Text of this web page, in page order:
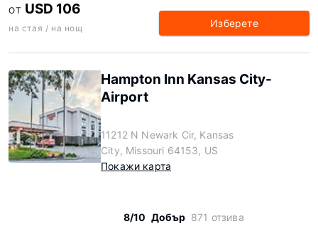
ОТ USD 106
на стая / на нощ Изберете
Hampton Inn Kansas City-
Airport
11212 N Newark Cir, Kansas
City, Missouri 64153, US
Покажи карта
8/10 Добър 871 отзива